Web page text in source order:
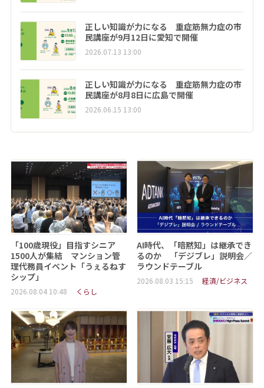
正しい知識が力になる 重症筋無力症の市
民講座が9月12日に愛知で開催
2026.07.13 13:00
正しい知識が力になる 重症筋無力症の市
民講座が8月8日に広島で開催
2026.06.15 13:00
「100歳現役」目指すシニア
1500人が集結 マンション管
理代務員イベント「うぇるねす
シップ」
2026.08.04 10:48 くらし
AI時代、「暗黙知」は継承でき
るのか 「デジブレ」説明会／
ラウンドテーブル
2026.08.03 15:15 経済/ビジネス